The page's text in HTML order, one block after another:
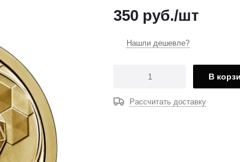
350 руб./шт
Нашли дешевле?
В
Рассчитать доставку